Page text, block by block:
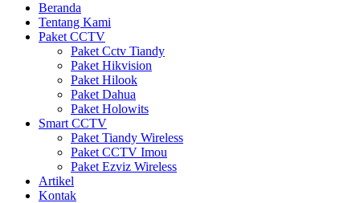
Beranda
Tentang Kami
Paket CCTV
Paket Cctv Tiandy
Paket Hikvision
Paket Hilook
Paket Dahua
Paket Holowits
Smart CCTV
Paket Tiandy Wireless
Paket CCTV Imou
Paket Ezviz Wireless
Artikel
Kontak